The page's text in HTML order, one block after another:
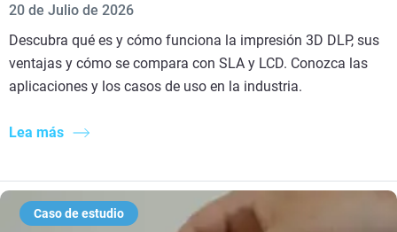
20 de Julio de 2026
Descubra qué es y cómo funciona la impresión 3D DLP, sus
ventajas y cómo se compara con SLA y LCD. Conozca las
aplicaciones y los casos de uso en la industria.
Lea más
Caso de estudio